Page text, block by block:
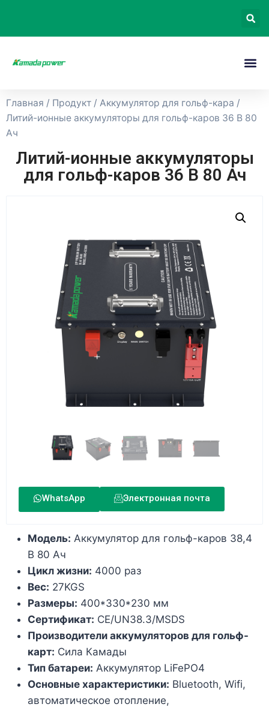
Главная / Продукт / Аккумулятор для гольф-кара /
Литий-ионные аккумуляторы для гольф-каров 36 В 80
Ач
Литий-ионные аккумуляторы
для гольф-каров 36 В 80 Ач
WhatsApp Электронная почта
Модель: Аккумулятор для гольф-каров 38,4
В 80 Ач
Цикл жизни: 4000 раз
Вес: 27KGS
Размеры: 400*330*230 мм
Сертификат: CE/UN38.3/MSDS
Производители аккумуляторов для гольф-
карт: Сила Камады
Тип батареи: Аккумулятор LiFePO4
Основные характеристики: Bluetooth, Wifi,
автоматическое отопление,